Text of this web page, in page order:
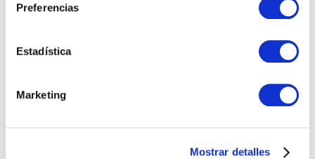
Preferencias
Estadística
Marketing
Mostrar detalles
Twitter
Print